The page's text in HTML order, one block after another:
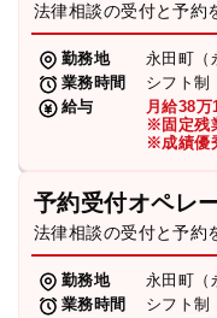
法律相談の受付と予約
勤務地
永田町（
業務時間
シフト制
給与
月給38万
※固定残
※成績優
予約受付オペレ
法律相談の受付と予約
勤務地
永田町（
業務時間
シフト制